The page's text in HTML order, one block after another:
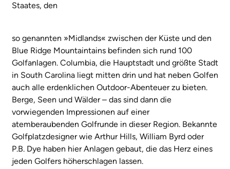
Staates, den
so genannten »Midlands« zwischen der Küste und den
Blue Ridge Mountaintains befinden sich rund 100
Golfanlagen. Columbia, die Hauptstadt und größte Stadt
in South Carolina liegt mitten drin und hat neben Golfen
auch alle erdenklichen Outdoor-Abenteuer zu bieten.
Berge, Seen und Wälder – das sind dann die
vorwiegenden Impressionen auf einer
atemberaubenden Golfrunde in dieser Region. Bekannte
Golfplatzdesigner wie Arthur Hills, William Byrd oder
P.B. Dye haben hier Anlagen gebaut, die das Herz eines
jeden Golfers höherschlagen lassen.